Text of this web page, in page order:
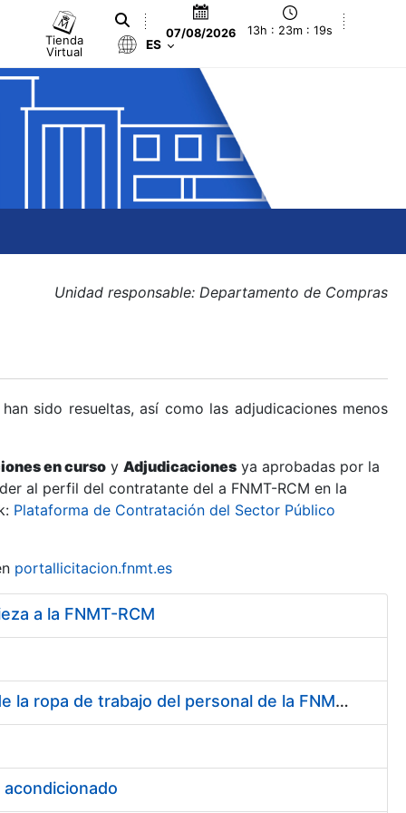
Tienda
Virtual
07/08/2026 13h : 23m : 19s
ES
Unidad responsable: Departamento de Compras
sido resueltas, así como las adjudicaciones menos
en curso y Adjudicaciones ya aprobadas por la
al perfil del contratante del a FNMT-RCM en la
Plataforma de Contratación del Sector Público
portallicitacion.fnmt.es
a la FNMT-RCM
Servicio de Lavado, Limpieza, Desinfección y Descontaminación de la ropa de trabajo del personal de la FNMT-RCM de Madrid